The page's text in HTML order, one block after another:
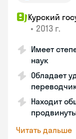
Курский
• 2013 г.
Имеет
наук
Обладает
Находит
Читать дальше